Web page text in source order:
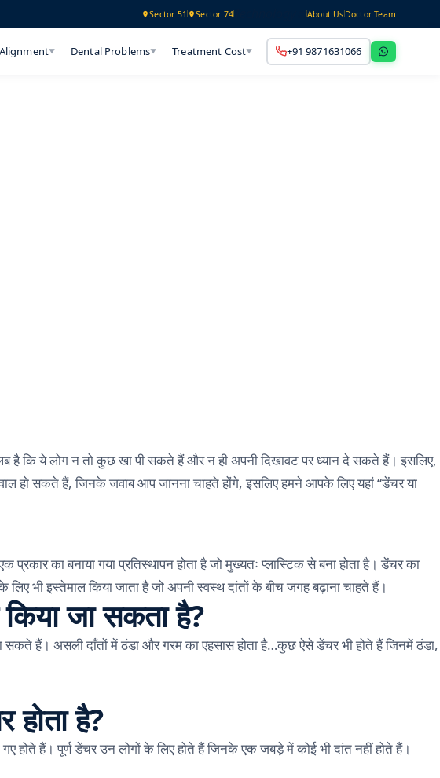
Sector 51 Sector 74 About UsDoctor Team
Alignment▼ Dental Problems▼ Treatment Cost▼ +91 9871631066
है कि ये लोग न तो कुछ खा पी सकते हैं और न ही अपनी दिखावट पर ध्यान दे सकते हैं। इसलिए,
हो सकते हैं, जिनके जवाब आप जानना चाहते होंगे, इसलिए हमने आपके लिए यहां “डेंचर या
का बनाया गया प्रतिस्थापन होता है जो मुख्यतः प्लास्टिक से बना होता है। डेंचर का
भी इस्तेमाल किया जाता है जो अपनी स्वस्थ दांतों के बीच जगह बढ़ाना चाहते हैं।
जा सकता है?
हैं। असली दाँतों में ठंडा और गरम का एहसास होता है…कुछ ऐसे डेंचर भी होते हैं जिनमें ठंडा,
है?
होते हैं। पूर्ण डेंचर उन लोगों के लिए होते हैं जिनके एक जबड़े में कोई भी दांत नहीं होते हैं।